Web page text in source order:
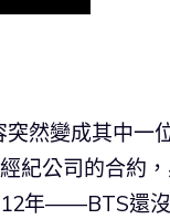
然變成其中一
紀公司的合約
年——BTS還